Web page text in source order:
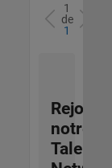
1
de
1
notre
Talent